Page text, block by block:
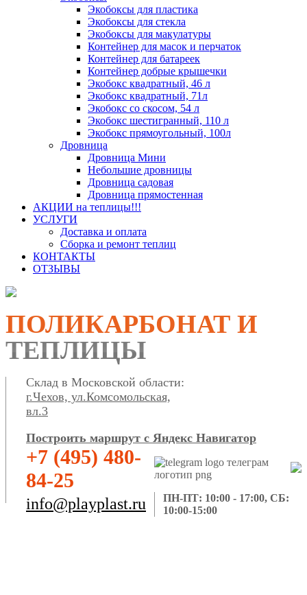
Экобоксы для пластика
Экобоксы для стекла
Экобоксы для макулатуры
Контейнер для масок и перчаток
Контейнер для батареек
Контейнер добрые крышечки
Экобокс квадратный, 46 л
Экобокс квадратный, 71л
Экобокс со скосом, 54 л
Экобокс шестигранный, 110 л
Экобокс прямоугольный, 100л
Дровница
Дровница Мини
Небольшие дровницы
Дровница садовая
Дровница прямостенная
АКЦИИ на теплицы!!!
УСЛУГИ
Доставка и оплата
Сборка и ремонт теплиц
КОНТАКТЫ
ОТЗЫВЫ
ПОЛИКАРБОНАТ И
ТЕПЛИЦЫ
Склад в Московской области:
г.Чехов, ул.Комсомольская,
вл.3
Построить маршрут с Яндекс Навигатор
+7 (495) 480-
84-25
info@playplast.ru
ПН-ПТ: 10:00 - 17:00, СБ:
10:00-15:00